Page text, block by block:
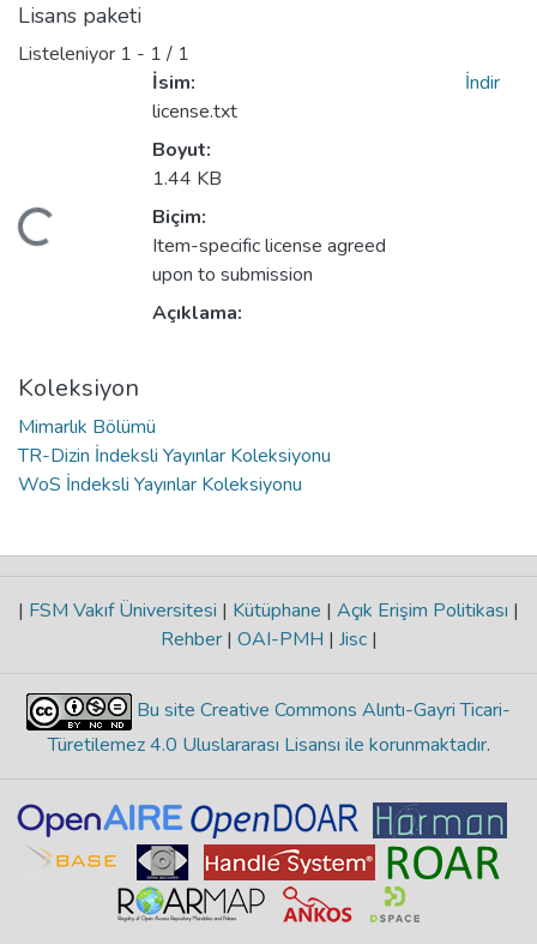
Lisans paketi
Listeleniyor 1 - 1 / 1
Yükleniyor...
İsim:
license.txt
Boyut:
1.44 KB
Biçim:
Item-specific license agreed
upon to submission
Açıklama:
İndir
Koleksiyon
Mimarlık Bölümü
TR-Dizin İndeksli Yayınlar Koleksiyonu
WoS İndeksli Yayınlar Koleksiyonu
| FSM Vakıf Üniversitesi | Kütüphane | Açık Erişim Politikası |
Rehber | OAI-PMH | Jisc |
Bu site Creative Commons Alıntı-Gayri Ticari-
Türetilemez 4.0 Uluslararası Lisansı ile korunmaktadır.